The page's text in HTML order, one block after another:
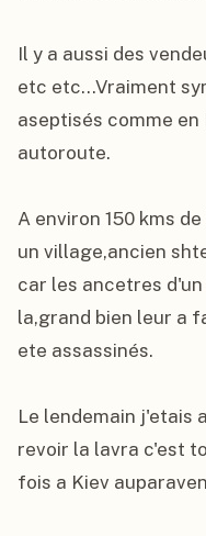
Il y a aussi des
etc etc...Vraiment
aseptisés comme
autoroute.
A environ 150 kms
un village,ancien
car les ancetres
la,grand bien leur a
ete assassinés.
Le lendemain j'etais
revoir la lavra c'est
fois a Kiev